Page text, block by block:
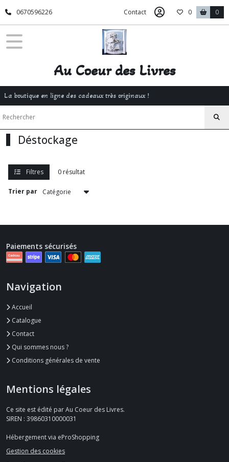
0670596226 Contact 0 0
Au Coeur des Livres
La boutique en ligne des cadeaux très originaux !
Déstockage
Filtres 0 résultat
Trier par
Fermer
FILTRES
Afficher
les
résultats
Paiements sécurisés
Navigation
Accueil
Catalogue
Contact
Qui sommes nous ?
Conditions générales de vente
Mentions légales
Ce site est édité par Au Coeur des Livres.
SIREN : 39860310000031
Hébergement via eProShopping
Gestion des cookies